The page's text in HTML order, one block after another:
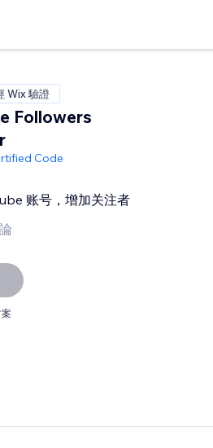
Wix 驗證
Followers
Code
账号，增加关注者